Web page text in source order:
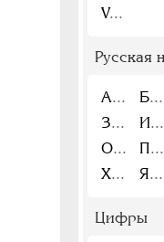
V
Русская
А Б
З
И
О
П
Х
Я
Цифры